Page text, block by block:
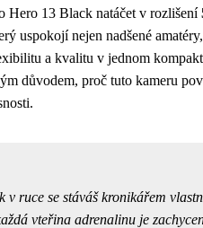
Hero 13 Black natáčet v rozlišení
uspokojí nejen nadšené
a kvalitu v jednom
důvodem, proč tuto kameru
v ruce se stáváš kronikářem
vteřina adrenalinu je